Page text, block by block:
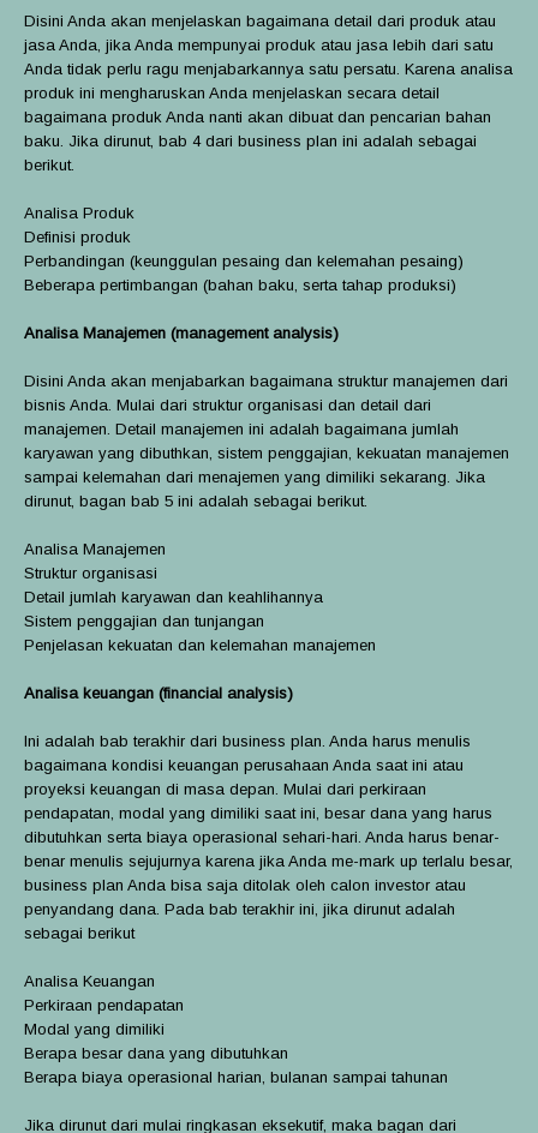
Disini Anda akan menjelaskan bagaimana detail dari produk atau
jasa Anda, jika Anda mempunyai produk atau jasa lebih dari satu
Anda tidak perlu ragu menjabarkannya satu persatu. Karena analisa
produk ini mengharuskan Anda menjelaskan secara detail
bagaimana produk Anda nanti akan dibuat dan pencarian bahan
baku. Jika dirunut, bab 4 dari business plan ini adalah sebagai
berikut.
Analisa Produk
Definisi produk
Perbandingan (keunggulan pesaing dan kelemahan pesaing)
Beberapa pertimbangan (bahan baku, serta tahap produksi)
Analisa Manajemen (management analysis)
Disini Anda akan menjabarkan bagaimana struktur manajemen dari
bisnis Anda. Mulai dari struktur organisasi dan detail dari
manajemen. Detail manajemen ini adalah bagaimana jumlah
karyawan yang dibuthkan, sistem penggajian, kekuatan manajemen
sampai kelemahan dari menajemen yang dimiliki sekarang. Jika
dirunut, bagan bab 5 ini adalah sebagai berikut.
Analisa Manajemen
Struktur organisasi
Detail jumlah karyawan dan keahlihannya
Sistem penggajian dan tunjangan
Penjelasan kekuatan dan kelemahan manajemen
Analisa keuangan (financial analysis)
Ini adalah bab terakhir dari business plan. Anda harus menulis
bagaimana kondisi keuangan perusahaan Anda saat ini atau
proyeksi keuangan di masa depan. Mulai dari perkiraan
pendapatan, modal yang dimiliki saat ini, besar dana yang harus
dibutuhkan serta biaya operasional sehari-hari. Anda harus benar-
benar menulis sejujurnya karena jika Anda me-mark up terlalu besar,
business plan Anda bisa saja ditolak oleh calon investor atau
penyandang dana. Pada bab terakhir ini, jika dirunut adalah
sebagai berikut
Analisa Keuangan
Perkiraan pendapatan
Modal yang dimiliki
Berapa besar dana yang dibutuhkan
Berapa biaya operasional harian, bulanan sampai tahunan
Jika dirunut dari mulai ringkasan eksekutif, maka bagan dari